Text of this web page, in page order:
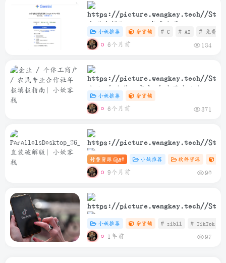
站点正在整改中，若有侵犯您的权益请联系我们
大学生领取Gemini年度会员
小妖推荐 杂货铺 # C # AI # 免费
6个月前 134
企业 / 个体工商户 / 农民专业合作
社年报填报指南
小妖推荐 杂货铺
6个月前 371
付费资源 50 小妖推荐 软件资源
9个月前 90
小妖推荐 杂货铺 # zibll # TikTok
1年前 97